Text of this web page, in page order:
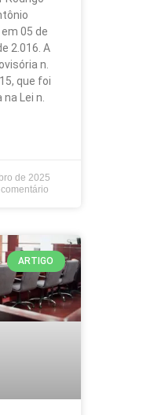
05 de
2.016. A
n.
que foi
Lei n.
de 2025
ARTIGO